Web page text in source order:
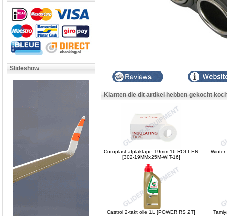
Slideshow
Klanten die dit artikel hebben gekocht
Coroplast afplaktape 19mm 16 ROLLEN
[302-19MMx25M-WIT-16]
Castrol 2-takt olie 1L [POWER RS 2T]